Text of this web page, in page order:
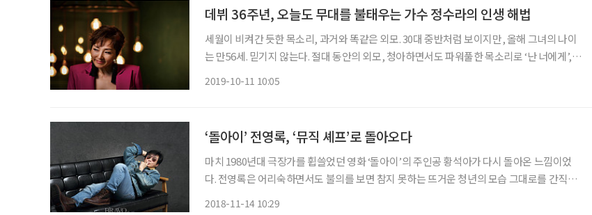
데뷔 36주년, 오늘도 무대를 불태우는 가수 정수라의 인생 해법
세월이 비켜간 듯한 목소리, 과거와 똑같은 외모. 30대 중반처럼 보이지만, 올해 그녀의 나이
는 만56세. 믿기지 않는다. 절대 동안의 외모, 청아하면서도 파워풀한 목소리로 ‘난 너에게’,
2019-10-11 10:05
‘돌아이’ 전영록, ‘뮤직 셰프’로 돌아오다
마치 1980년대 극장가를 휩쓸었던 영화 ‘돌아이’의 주인공 황석아가 다시 돌아온 느낌이었
다. 전영록은 어리숙하면서도 불의를 보면 참지 못하는 뜨거운 청년의 모습 그대로를 간직한
2018-11-14 10:29